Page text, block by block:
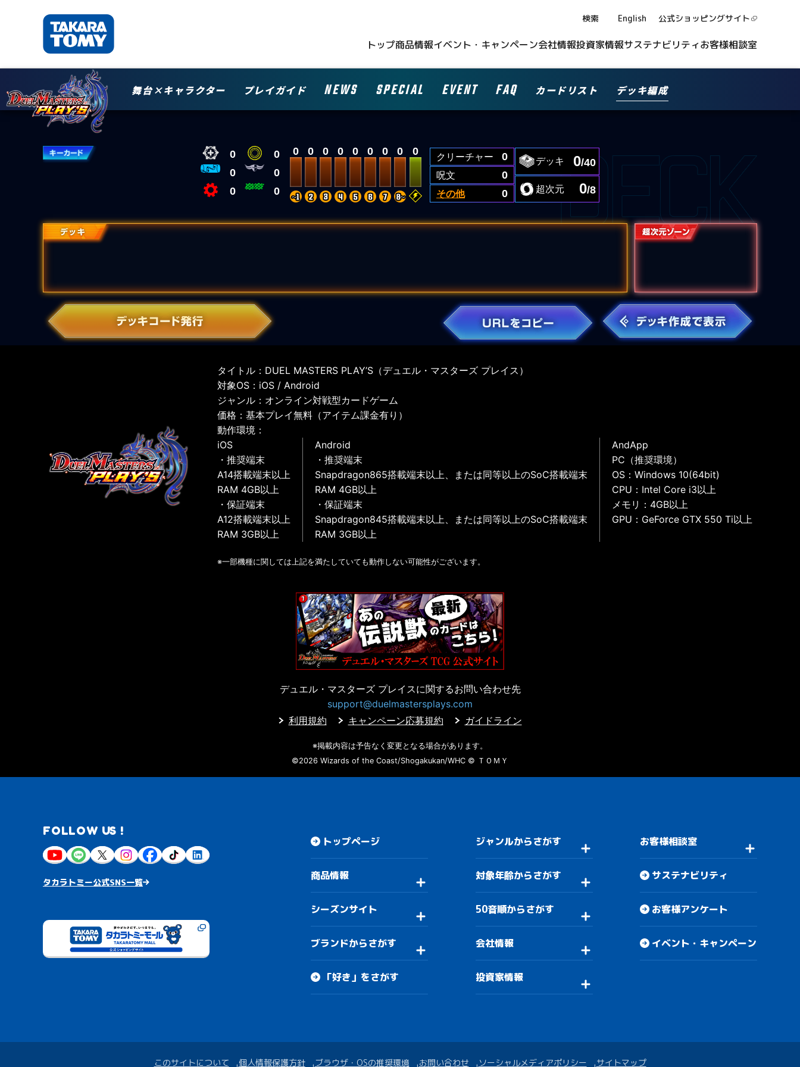
検索 English 公式ショッピングサイト
トップ商品情報イベント・キャンペーン会社情報投資家情報サステナビリティお客様相談室
舞台×キャラクター プレイガイド NEWS SPECIAL EVENT FAQ カードリスト デッキ編成
0
0
0
0
0
0
0 0 0 0 0 0 0 0 0 クリーチャー
0
呪文
0
その他
0
デッキ 0/40
超次元 0/8
タイトル：DUEL MASTERS PLAY’S（デュエル・マスターズ プレイス）
対象OS：iOS / Android
ジャンル：オンライン対戦型カードゲーム
価格：基本プレイ無料（アイテム課金有り）
動作環境：
iOS
・推奨端末
A14搭載端末以上
RAM 4GB以上
・保証端末
A12搭載端末以上
RAM 3GB以上
Android
・推奨端末
Snapdragon865搭載端末以上、または同等以上のSoC搭載端末
RAM 4GB以上
・保証端末
Snapdragon845搭載端末以上、または同等以上のSoC搭載端末
RAM 3GB以上
AndApp
PC（推奨環境）
OS：Windows 10(64bit)
CPU：Intel Core i3以上
メモリ：4GB以上
GPU：GeForce GTX 550 Ti以上
※一部機種に関しては上記を満たしていても動作しない可能性がございます。
デュエル・マスターズ プレイスに関するお問い合わせ先
support@duelmastersplays.com
利用規約
キャンペーン応募規約 ガイドライン
※掲載内容は予告なく変更となる場合があります。
©2026 Wizards of the Coast/Shogakukan/WHC © ＴＯＭＹ
FOLLOW US !
タカラトミー公式SNS一覧
トップページ
商品情報
シーズンサイト
ブランドからさがす
「好き」をさがす
ジャンルからさがす
対象年齢からさがす
50音順からさがす
会社情報
投資家情報
お客様相談室
サステナビリティ
お客様アンケート
イベント・キャンペーン
このサイトについて 個人情報保護方針 ブラウザ・OSの推奨環境 お問い合わせ ソーシャルメディアポリシー サイトマップ